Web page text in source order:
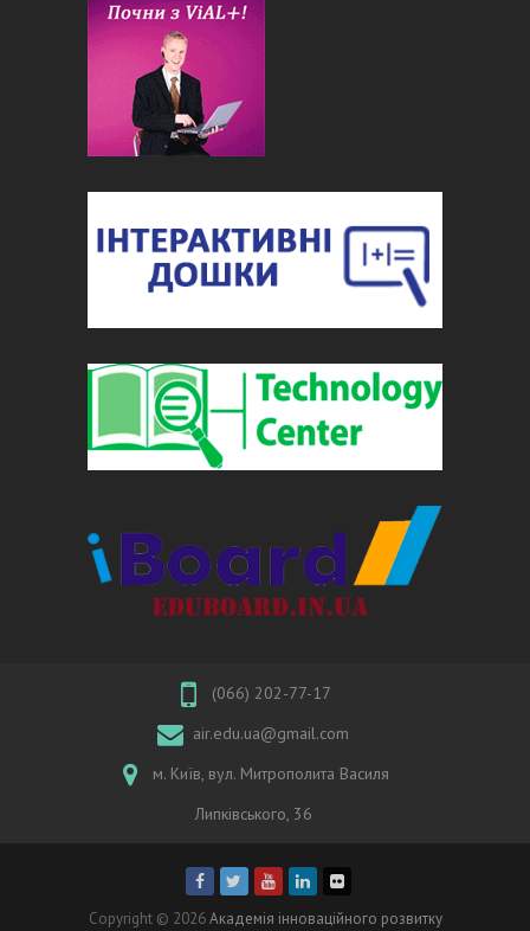
(066) 202-77-17
air.edu.ua@gmail.com
м. Київ, вул. Митрополита Василя
Липківського, 36
Copyright © 2026Академія інноваційного розвитку